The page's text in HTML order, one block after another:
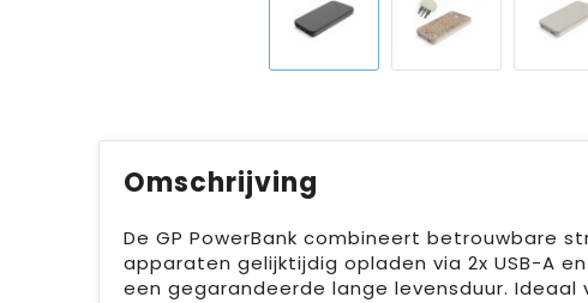
Omschrijving
De GP PowerBank combineert betrouwbare
apparaten gelijktijdig opladen via 2x USB-A
een gegarandeerde lange levensduur.